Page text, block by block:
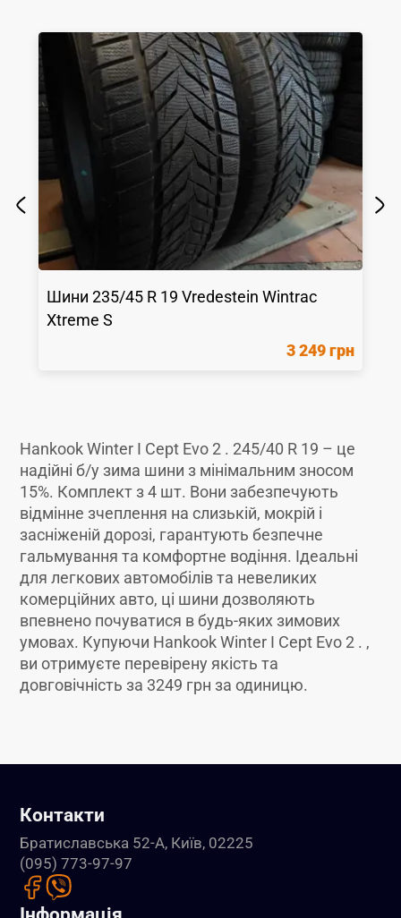
Шини235/45 R 19 Vredestein Wintrac
Xtreme S
3 249 грн
Hankook Winter I Cept Evo 2 . 245/40 R 19 – це
надійні б/у зима шини з мінімальним зносом
15%. Комплект з 4 шт. Вони забезпечують
відмінне зчеплення на слизькій, мокрій і
засніженій дорозі, гарантують безпечне
гальмування та комфортне водіння. Ідеальні
для легкових автомобілів та невеликих
комерційних авто, ці шини дозволяють
впевнено почуватися в будь-яких зимових
умовах. Купуючи Hankook Winter I Cept Evo 2 . ,
ви отримуєте перевірену якість та
довговічність за 3249 грн за одиницю.
Контакти
Братиславська 52-А, Київ, 02225
(095) 773-97-97